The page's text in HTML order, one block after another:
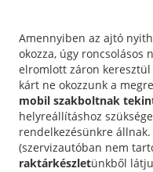
Amennyiben az ajtó
okozza, úgy roncsolásos
elromlott záron
kárt ne okozzunk a
mobil szakboltnak
helyreállításhoz
rendelkezésünkre
(szervizautóban nem
raktárkészletünkből